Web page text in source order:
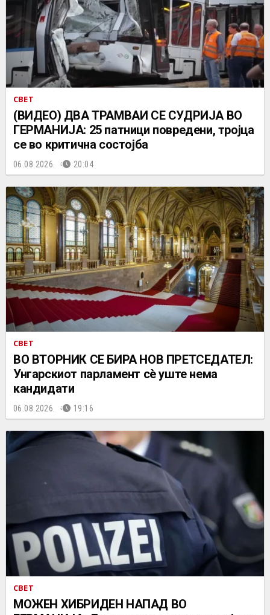
СВЕТ
(ВИДЕО) ДВА ТРАМВАИ СЕ СУДРИЈА ВО
ГЕРМАНИЈА: 25 патници повредени, тројца
се во критична состојба
06.08.2026. 20:04
СВЕТ
ВО ВТОРНИК СЕ БИРА НОВ ПРЕТСЕДАТЕЛ:
Унгарскиот парламент сè уште нема
кандидати
06.08.2026. 19:16
СВЕТ
МОЖЕН ХИБРИДЕН НАПАД ВО